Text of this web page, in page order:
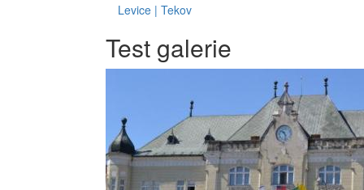
Levice | Tekov
Test galerie